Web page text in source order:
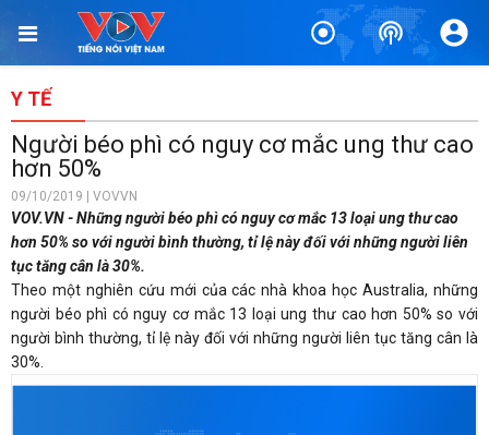
Y TẾ
Người béo phì có nguy cơ mắc ung thư cao
hơn 50%
09/10/2019 | VOVVN
VOV.VN - Những người béo phì có nguy cơ mắc 13 loại ung thư cao
hơn 50% so với người bình thường, tỉ lệ này đối với những người liên
tục tăng cân là 30%.
Theo một nghiên cứu mới của các nhà khoa học Australia, những
người béo phì có nguy cơ mắc 13 loại ung thư cao hơn 50% so với
người bình thường, tỉ lệ này đối với những người liên tục tăng cân là
30%.